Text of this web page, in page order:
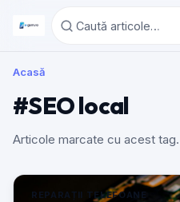
Acasă
#SEO local
Articole marcate cu acest tag.
REPARAȚII TELEFOANE